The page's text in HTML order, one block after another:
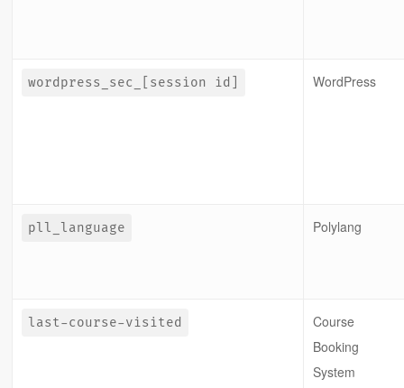
wordpress_sec_[session id] WordPress
pll_language Polylang
last-course-visited
Course
Booking
System